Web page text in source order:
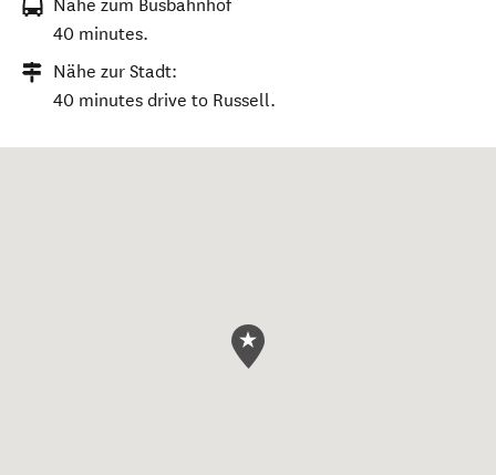
Nähe zum Busbahnhof
40 minutes.
Nähe zur Stadt:
40 minutes drive to Russell.